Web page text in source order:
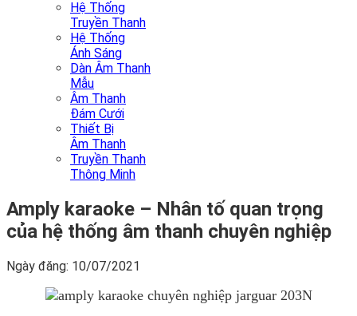
Hệ Thống
Truyền Thanh
Hệ Thống
Ánh Sáng
Dàn Âm Thanh
Mẫu
Âm Thanh
Đám Cưới
Thiết Bị
Âm Thanh
Truyền Thanh
Thông Minh
Amply karaoke – Nhân tố quan trọng
của hệ thống âm thanh chuyên nghiệp
Ngày đăng: 10/07/2021